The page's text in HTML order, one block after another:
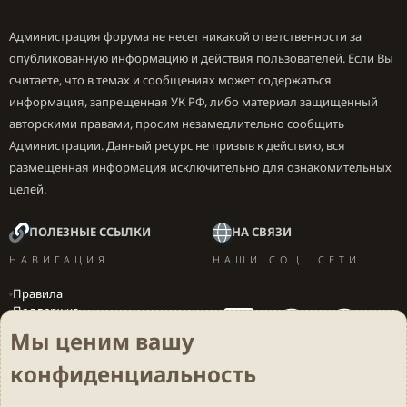
Администрация форума не несет никакой ответственности за
опубликованную информацию и действия пользователей. Если Вы
считаете, что в темах и сообщениях может содержаться
информация, запрещенная УК РФ, либо материал защищенный
авторскими правами, просим незамедлительно сообщить
Администрации. Данный ресурс не призыв к действию, вся
размещенная информация исключительно для ознакомительных
целей.
ПОЛЕЗНЫЕ ССЫЛКИ
НАВИГАЦИЯ
Правила
Поддержка
Локализация игр
НА СВЯЗИ
НАШИ СОЦ. СЕТИ
Мы ценим вашу
конфиденциальность